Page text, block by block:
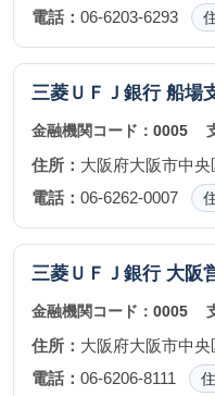
電話： 06-6203-6293
三菱ＵＦＪ銀行 船場
金融機関コード： 0005
住所： 大阪府大阪市中
電話： 06-6262-0007
三菱ＵＦＪ銀行 大阪
金融機関コード： 0005
住所： 大阪府大阪市中
電話： 06-6206-8111